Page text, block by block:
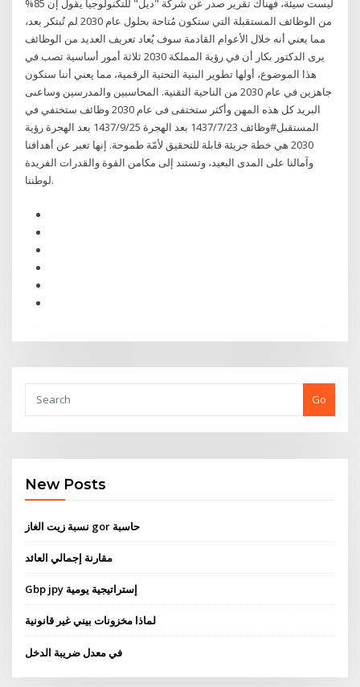
ليست سيئة، فهناك تقرير صدر عن شركة "ديل" للتكنولوجيا يقول إن 85%
من الوظائف المستقبلة التي ستكون مُتاحة بحلول عام 2030 لم تُبتكر بعد،
مما يعني أنه خلال الأعوام القادمة سوف يُعاد تعريف العديد من الوظائف
يرى الدكتور بكار أن في رؤية المملكة 2030 ثلاثة أمور أساسية تصب في
هذا الموضوع، أولها تطوير البنية التحتية الرقمية، مما يعني أننا سنكون
جاهزين في عام 2030 من الناحية التقنية. المحاسبين والمدرسين وساعىى
البريد كل هذه المهن وأكثر ستختفى فى عام 2030 وظائف ستختفي في
المستقبل#وظائف 23‏‏/7‏‏/1437 بعد الهجرة 25‏‏/9‏‏/1437 بعد الهجرة رؤية
2030 هي خطة جريئة قابلة للتحقيق لأمّة طموحة. إنها تعبر عن أهدافنا
وآمالنا على المدى البعيد، وتستند إلى مكامن القوة والقدرات الفريدة
لوطننا.
Go
New Posts
نسبة زيت الغاز gor حاسبة
مقارنة إجمالي العائد
Gbp jpy إستراتيجية يومية
لماذا مخزونات بيني غير قانونية
في معدل ضريبة الدخل